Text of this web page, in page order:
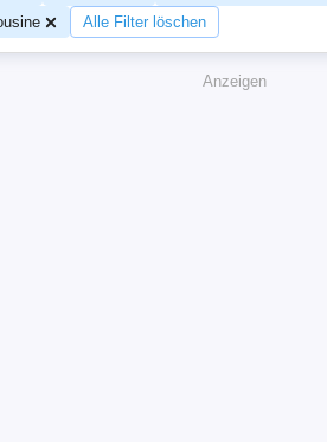
Alle Filter löschen
Anzeigen